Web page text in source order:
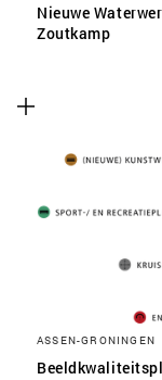
Nieuwe
Zoutkamp
ASSEN-GRONINGEN